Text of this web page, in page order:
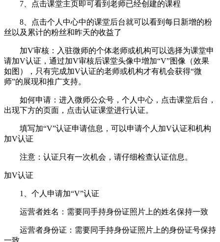
7、点击课堂主页即可看到老师已经创建的课程
8、点击个人中心中的课堂后台就可以看到每日新增的粉
丝以及累计的粉丝和昨天的收益了
加V审核：入驻微师的个体老师或机构可以选择为课堂申
请加V认证，通过加V审核后课堂头像中增加“V”图像（效果
如图），只有完成加V认证的老师或机构才有机会获得“微
师”的展现和推广支持。
如何申请：进入微师公众号，个人中心，点击课堂后台，
出现下方的页面，点击认证课堂进行认证。
填写加“V”认证申请信息，可以申请个人加V认证和机构
加V认证
注意：认证只有一次机会，请仔细检查认证信息。
加V认证
1、个人申请加“V”认证
运营者姓名：需要同手持身份证照片上的姓名保持一致
运营者身份证：需要同手持身份证照片上的身份证号保持
一致